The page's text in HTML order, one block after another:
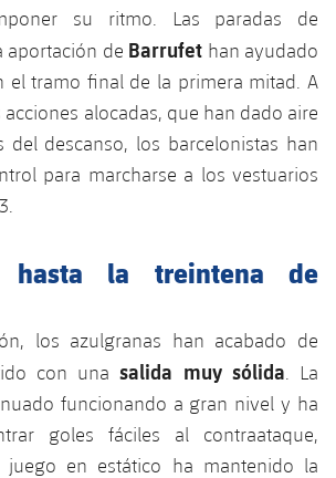
su ritmo. Las paradas de
aportación de Barrufet han ayudado
el tramo final de la primera mitad. A
alocadas, que han dado aire
del descanso, los barcelonistas han
para marcharse a los vestuarios
hasta la treintena de
los azulgranas han acabado de
con unasalida muy sólida . La
funcionando a gran nivel y ha
goles fáciles al contraataque,
en estático ha mantenido la